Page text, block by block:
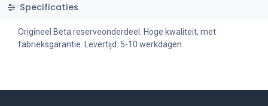
Specificaties
Origineel Beta reserveonderdeel. Hoge kwaliteit, met
fabrieksgarantie. Levertijd: 5-10 werkdagen.